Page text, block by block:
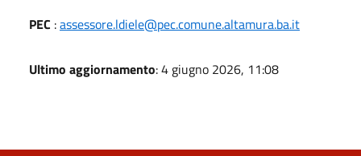
PEC :assessore.ldiele@pec.comune.altamura.ba.it
Ultimo aggiornamento: 4 giugno 2026, 11:08